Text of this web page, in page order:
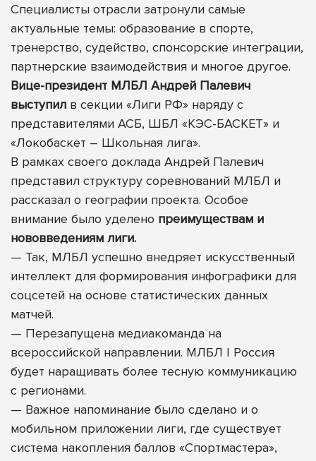
Специалисты отрасли затронули самые
актуальные темы: образование в спорте,
тренерство, судейство, спонсорские интеграции,
партнерские взаимодействия и многое другое.
Вице-президент МЛБЛ Андрей Палевич
выступил в секции «Лиги РФ» наряду с
представителями АСБ, ШБЛ «КЭС-БАСКЕТ» и
«Локобаскет – Школьная лига».
В рамках своего доклада Андрей Палевич
представил структуру соревнований МЛБЛ и
рассказал о географии проекта. Особое
внимание было уделено преимуществам и
нововведениям лиги.
— Так, МЛБЛ успешно внедряет искусственный
интеллект для формирования инфографики для
соцсетей на основе статистических данных
матчей.
— Перезапущена медиакоманда на
всероссийской направлении. МЛБЛ | Россия
будет наращивать более тесную коммуникацию
с регионами.
— Важное напоминание было сделано и о
мобильном приложении лиги, где существует
система накопления баллов «Спортмастера»,